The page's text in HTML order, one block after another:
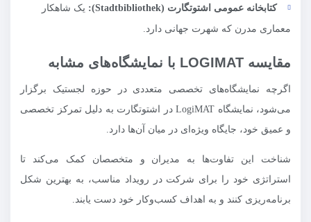
کتابخانه عمومی اشتوتگارت (Stadtbibliothek):
یک شاهکار
معماری مدرن که شهرت جهانی دارد.
مقایسه LOGIMAT با نمایشگاه‌های مشابه
اگرچه نمایشگاه‌های تخصصی متعددی در حوزه لجستیک برگزار
می‌شود، نمایشگاه LogiMAT در اشتوتگارت به دلیل تمرکز تخصصی
و عمیق خود، جایگاه ویژه‌ای در میان آن‌ها دارد.
شناخت این تفاوت‌ها به مدیران و متخصصان کمک می‌کند تا
استراتژی خود را برای شرکت در رویداد مناسب، به بهترین شکل
برنامه‌ریزی کنند و به اهداف کسب‌وکار خود دست یابند.